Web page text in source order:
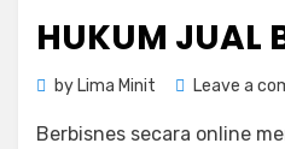
HUKUM JUAL
by Lima Minit Leave a
Berbisnes secara online